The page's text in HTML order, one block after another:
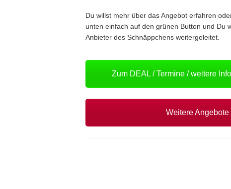
Du willst mehr über das Angebot erfahren
unten einfach auf den grünen Button und Du
Anbieter des Schnäppchens weitergeleitet.
Zum DEAL / Termine / weitere
Weitere Angebote